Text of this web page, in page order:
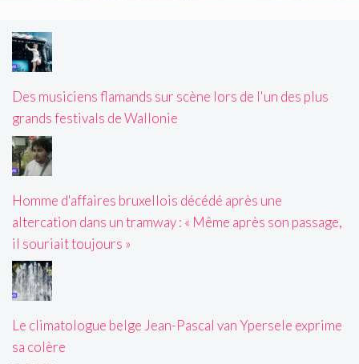
Des musiciens flamands sur scène lors de l'un des plus
grands festivals de Wallonie
Homme d'affaires bruxellois décédé après une
altercation dans un tramway : « Même après son passage,
il souriait toujours »
Le climatologue belge Jean-Pascal van Ypersele exprime
sa colère